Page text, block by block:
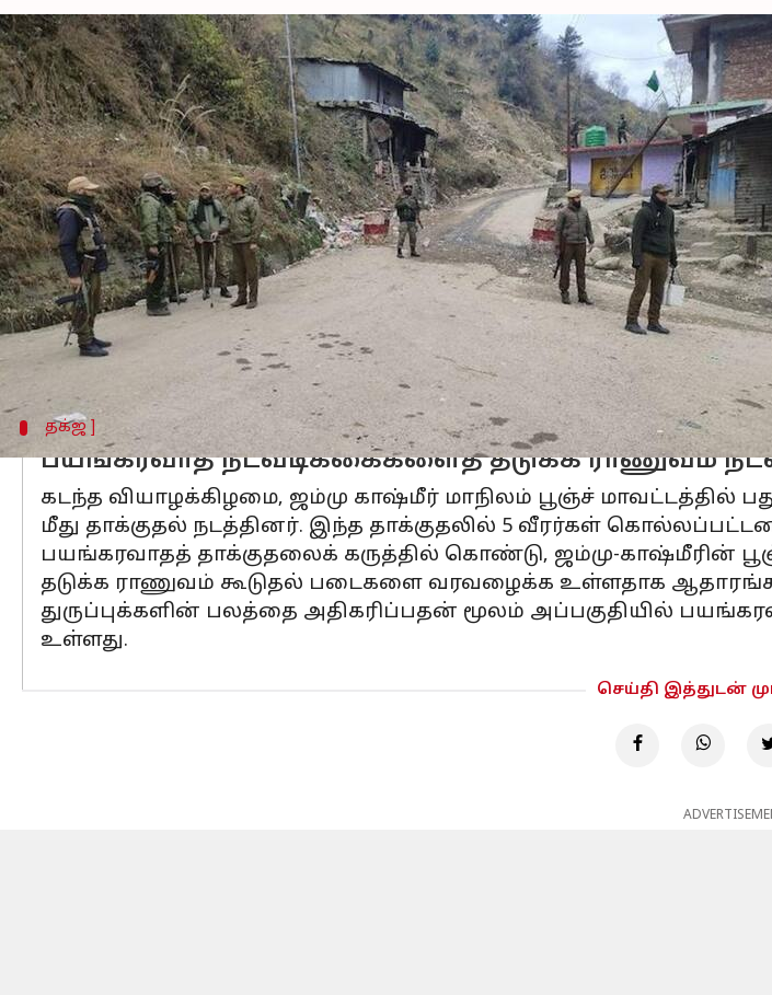
ஜம்மு காஷ்மீர் பயங்கரவாதிகளுக்கு
எழுதியவர் Sindhuja SM Dec 26, 2023 11:07 am
செய்தி முன்னோட்டம்
ஜம்மு-காஷ்மீரில்ராணுவம் மீது தாக்குதல் நடத்துவதற்கு
தகவல் தொடர்பு சாதனங்களைப் பயன்படுத்துவதாக தகவல்கள்
ஜே.எம் மற்றும் லஷ்கர்-இ-தொய்பாபயங்கரவாதஅமைப்புகள்,
கேமராக்கள் மற்றும் தகவல் தொடர்பு சாதனங்களை பயன்படுத்தி
பாகிஸ்தான் ராணுவத்திற்கு ட்ரோன்கள், கைக்குண்டுகள் மற்றும்
ஆயுதங்களை தான் பயங்கரவாதிகள் பயன்படுத்தி வருவதாக
தக்ஜ ]
பயங்கரவாத நடவடிக்கைகளைத் தடுக்க ராணுவம்
கடந்த வியாழக்கிழமை, ஜம்மு காஷ்மீர் மாநிலம் பூஞ்ச்
மீது தாக்குதல் நடத்தினர். இந்த தாக்குதலில் 5 வீரர்கள்
பயங்கரவாதத் தாக்குதலைக் கருத்தில் கொண்டு, ஜம்மு-காஷ்மீரின்
தடுக்க ராணுவம் கூடுதல் படைகளை வரவழைக்க உள்ளதாக
துருப்புக்களின் பலத்தை அதிகரிப்பதன் மூலம் அப்பகுதியில்
உள்ளது.
செய்தி இத்துடன்